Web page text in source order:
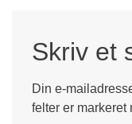
Skriv et
Din e-
felter er markeret